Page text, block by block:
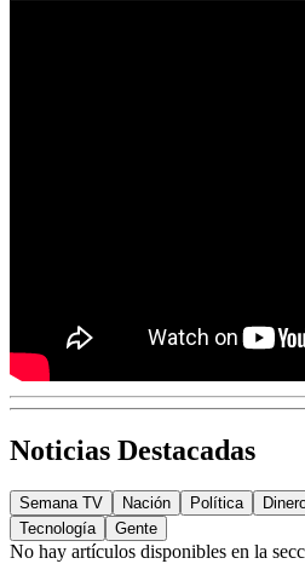
Noticias Destacadas
Semana TV Nación Política
Tecnología
Gente
No hay artículos disponibles en la